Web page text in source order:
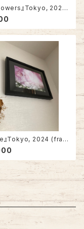
』Tokyo, 2023
』Tokyo, 2024 (fram